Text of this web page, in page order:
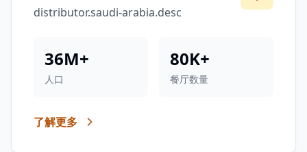
distributor.saudi-arabia.desc
36M+
人口
80K+
餐厅数量
了解更多